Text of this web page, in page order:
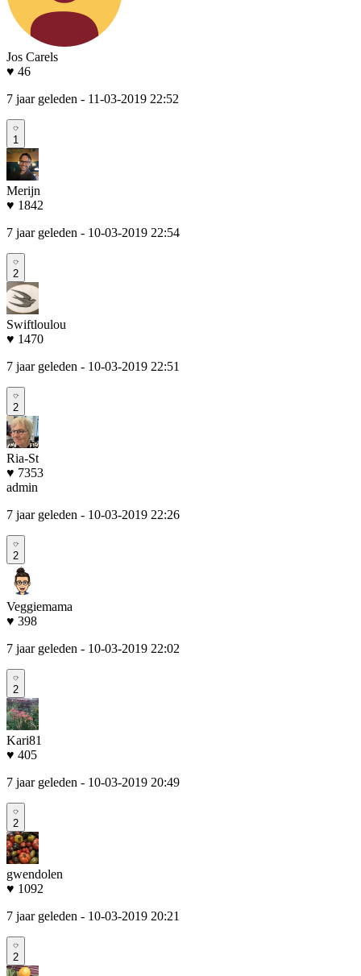
Jos Carels
♥ 46
7 jaar geleden - 11-03-2019 22:52
1
Merijn
♥ 1842
7 jaar geleden - 10-03-2019 22:54
2
Swiftloulou
♥ 1470
7 jaar geleden - 10-03-2019 22:51
2
Ria-St
♥ 7353
admin
7 jaar geleden - 10-03-2019 22:26
2
Veggiemama
♥ 398
7 jaar geleden - 10-03-2019 22:02
2
Kari81
♥ 405
7 jaar geleden - 10-03-2019 20:49
2
gwendolen
♥ 1092
7 jaar geleden - 10-03-2019 20:21
2